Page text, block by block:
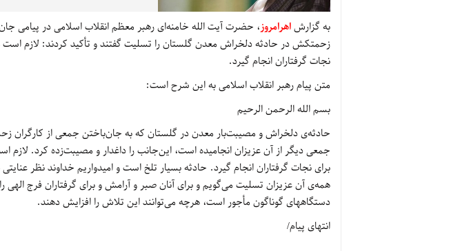
به گزارشاهرامروز، حضرت آیت الله خامنه‌ای رهبر معظم انقلاب اسلامی در پیامی
زحمتکش در حادثه دلخراش معدن گلستان را تسلیت گفتند و تأکید کردند: لازم است
نجات گرفتاران انجام گیرد.
متن پیام رهبر انقلاب اسلامی به این شرح است:
بسم الله الرحمن الرحیم
حادثه‌ی دلخراش و مصیبت‌بار معدن در گلستان که به جان‌باختن جمعی از کارگران
جمعی دیگر از آن عزیزان انجامیده است، این‌جانب را داغدار و مصیبت‌زده کرد.
برای نجات گرفتاران انجام گیرد. حادثه بسیار تلخ است و امیدواریم خداوند نظر عنایتی
همه‌ی آن عزیزان تسلیت می‌گویم و برای آنان صبر و آرامش و برای گرفتاران فرج
دستگاههای گوناگون مأجور است، هرچه می‌توانند این تلاش را افزایش دهند.
انتهای پیام/